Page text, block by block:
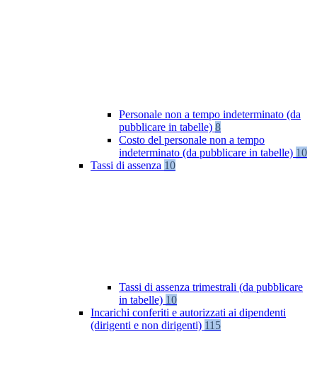
Personale non a tempo indeterminato (da
pubblicare in tabelle) 8
Costo del personale non a tempo
indeterminato (da pubblicare in tabelle) 10
Tassi di assenza 10
Tassi di assenza trimestrali (da pubblicare
in tabelle) 10
Incarichi conferiti e autorizzati ai dipendenti
(dirigenti e non dirigenti) 115